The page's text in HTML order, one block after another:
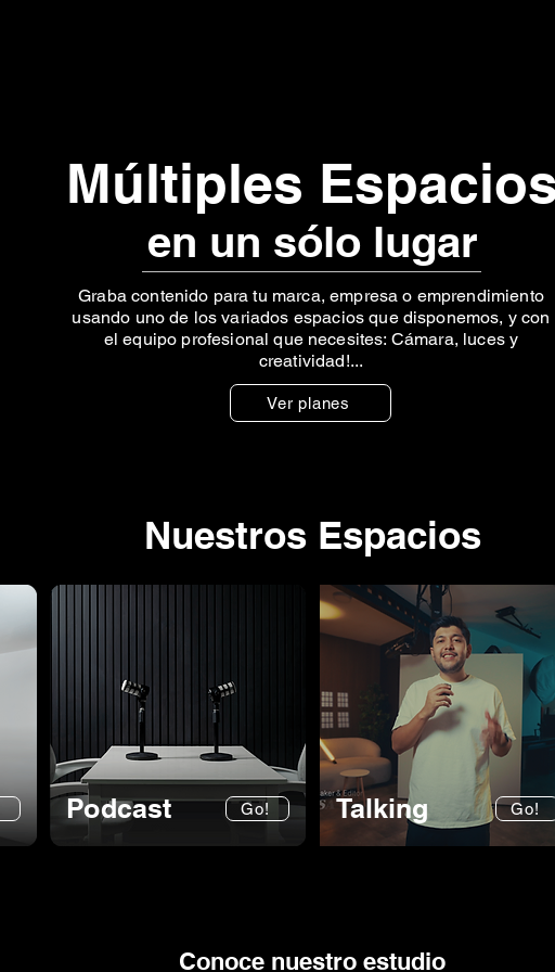
Múltiples
en un sólo lugar
Graba contenido para tu marca, empresa o emprendimiento
usando uno de los variados espacios que disponemos, y con
el equipo profesional que necesites: Cámara, luces y
creatividad!...
Ver planes
Nuestros Espacios
Podcast Go! Talking Go!
Conoce nuestro estudio